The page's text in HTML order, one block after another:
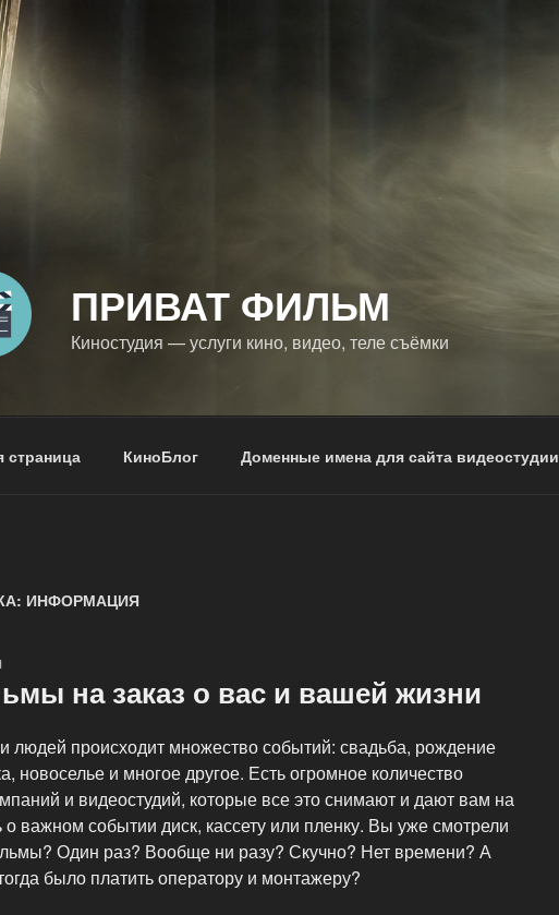
ПРИВАТ ФИЛЬМ
Киностудия — услуги кино, видео, теле съёмки
страница КиноБлог Доменные имена для сайта видеостудии
ИНФОРМАЦИЯ
на заказ о вас и вашей жизни
людей происходит множество событий: свадьба, рождение
новоселье и многое другое. Есть огромное количество
и видеостудий, которые все это снимают и дают вам на
о важном событии диск, кассету или пленку. Вы уже смотрели
Один раз? Вообще ни разу? Скучно? Нет времени? А
было платить оператору и монтажеру?